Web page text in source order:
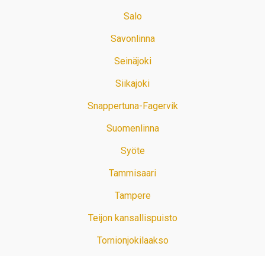
Salo
Savonlinna
Seinäjoki
Siikajoki
Snappertuna-Fagervik
Suomenlinna
Syöte
Tammisaari
Tampere
Teijon kansallispuisto
Tornionjokilaakso